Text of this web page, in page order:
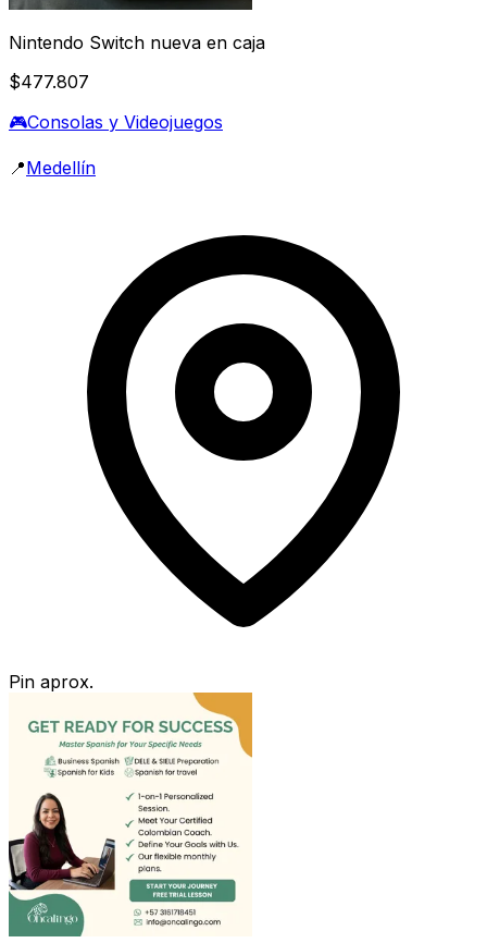
Nintendo Switch nueva en caja
$477.807
🎮Consolas y Videojuegos
📍Medellín
Pin aprox.